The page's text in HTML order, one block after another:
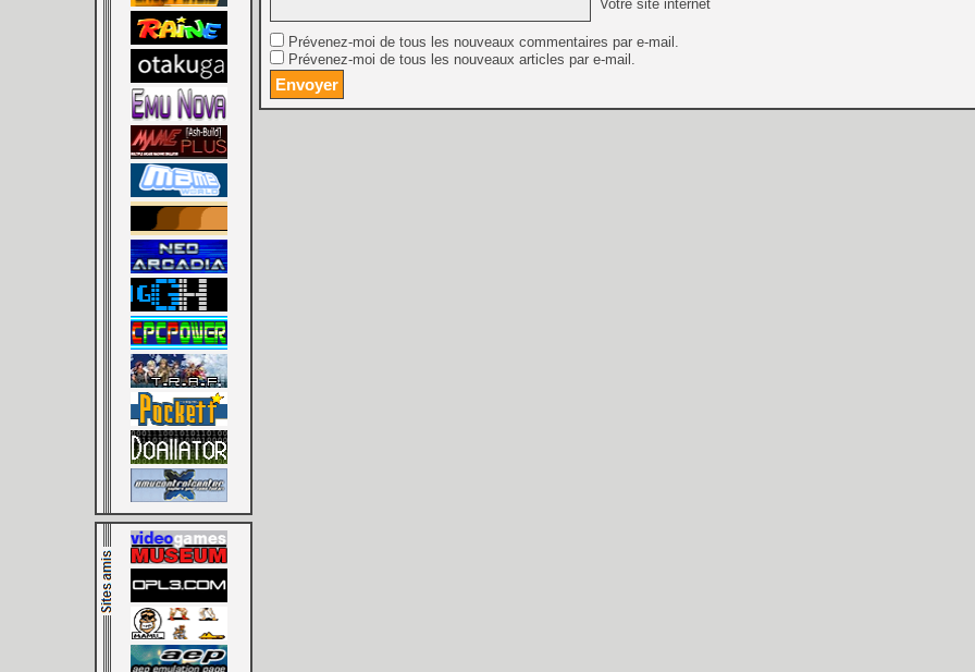
[LS] [PS5] Premiers
Votre site internet
Prévenez-moi de tous les nouveaux commentaires par e-mail.
Prévenez-moi de tous les nouveaux articles par e-mail.